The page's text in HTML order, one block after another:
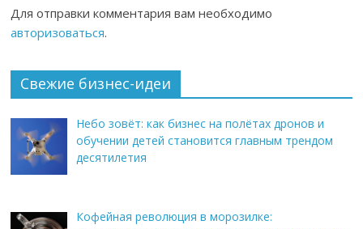
Для отправки комментария вам необходимо
авторизоваться.
Свежие бизнес-идеи
Небо зовёт: как бизнес на полётах дронов и
обучении детей становится главным трендом
десятилетия
Кофейная революция в морозилке: